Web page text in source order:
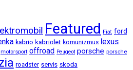
Featured Fiat ford
kabrio kabriolet komunizmus lexus
motorsport offroad Peugeot porsche porsche
roadster servis skoda